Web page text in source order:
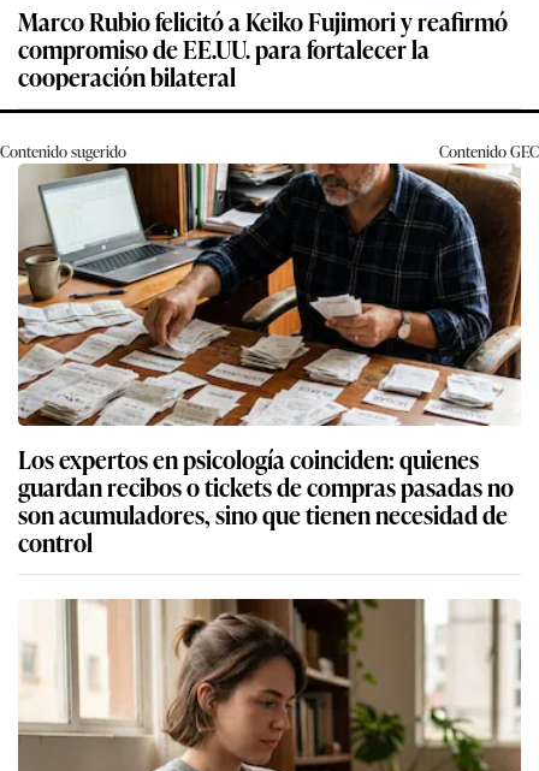
Marco Rubio felicitó a Keiko Fujimori y reafirmó
compromiso de EE.UU. para fortalecer la
cooperación bilateral
Contenido sugerido ContenidoGEC
Los expertos en psicología coinciden: quienes
guardan recibos o tickets de compras pasadas no
son acumuladores, sino que tienen necesidad de
control